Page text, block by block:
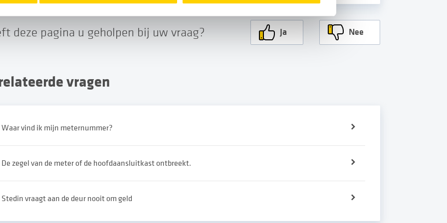
deze pagina u geholpen bij uw vraag? Ja Nee
vragen
Waar vind ik mijn meternummer?
De zegel van de meter of de hoofdaansluitkast ontbreekt.
Stedin vraagt aan de deur nooit om geld